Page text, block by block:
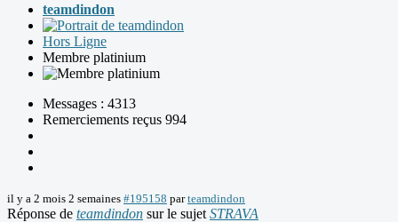
teamdindon
Hors Ligne
Membre platinium
Messages : 4313
Remerciements reçus 994
il y a 2 mois 2 semaines #195158 parteamdindon
Réponse de teamdindon sur le sujet STRAVA